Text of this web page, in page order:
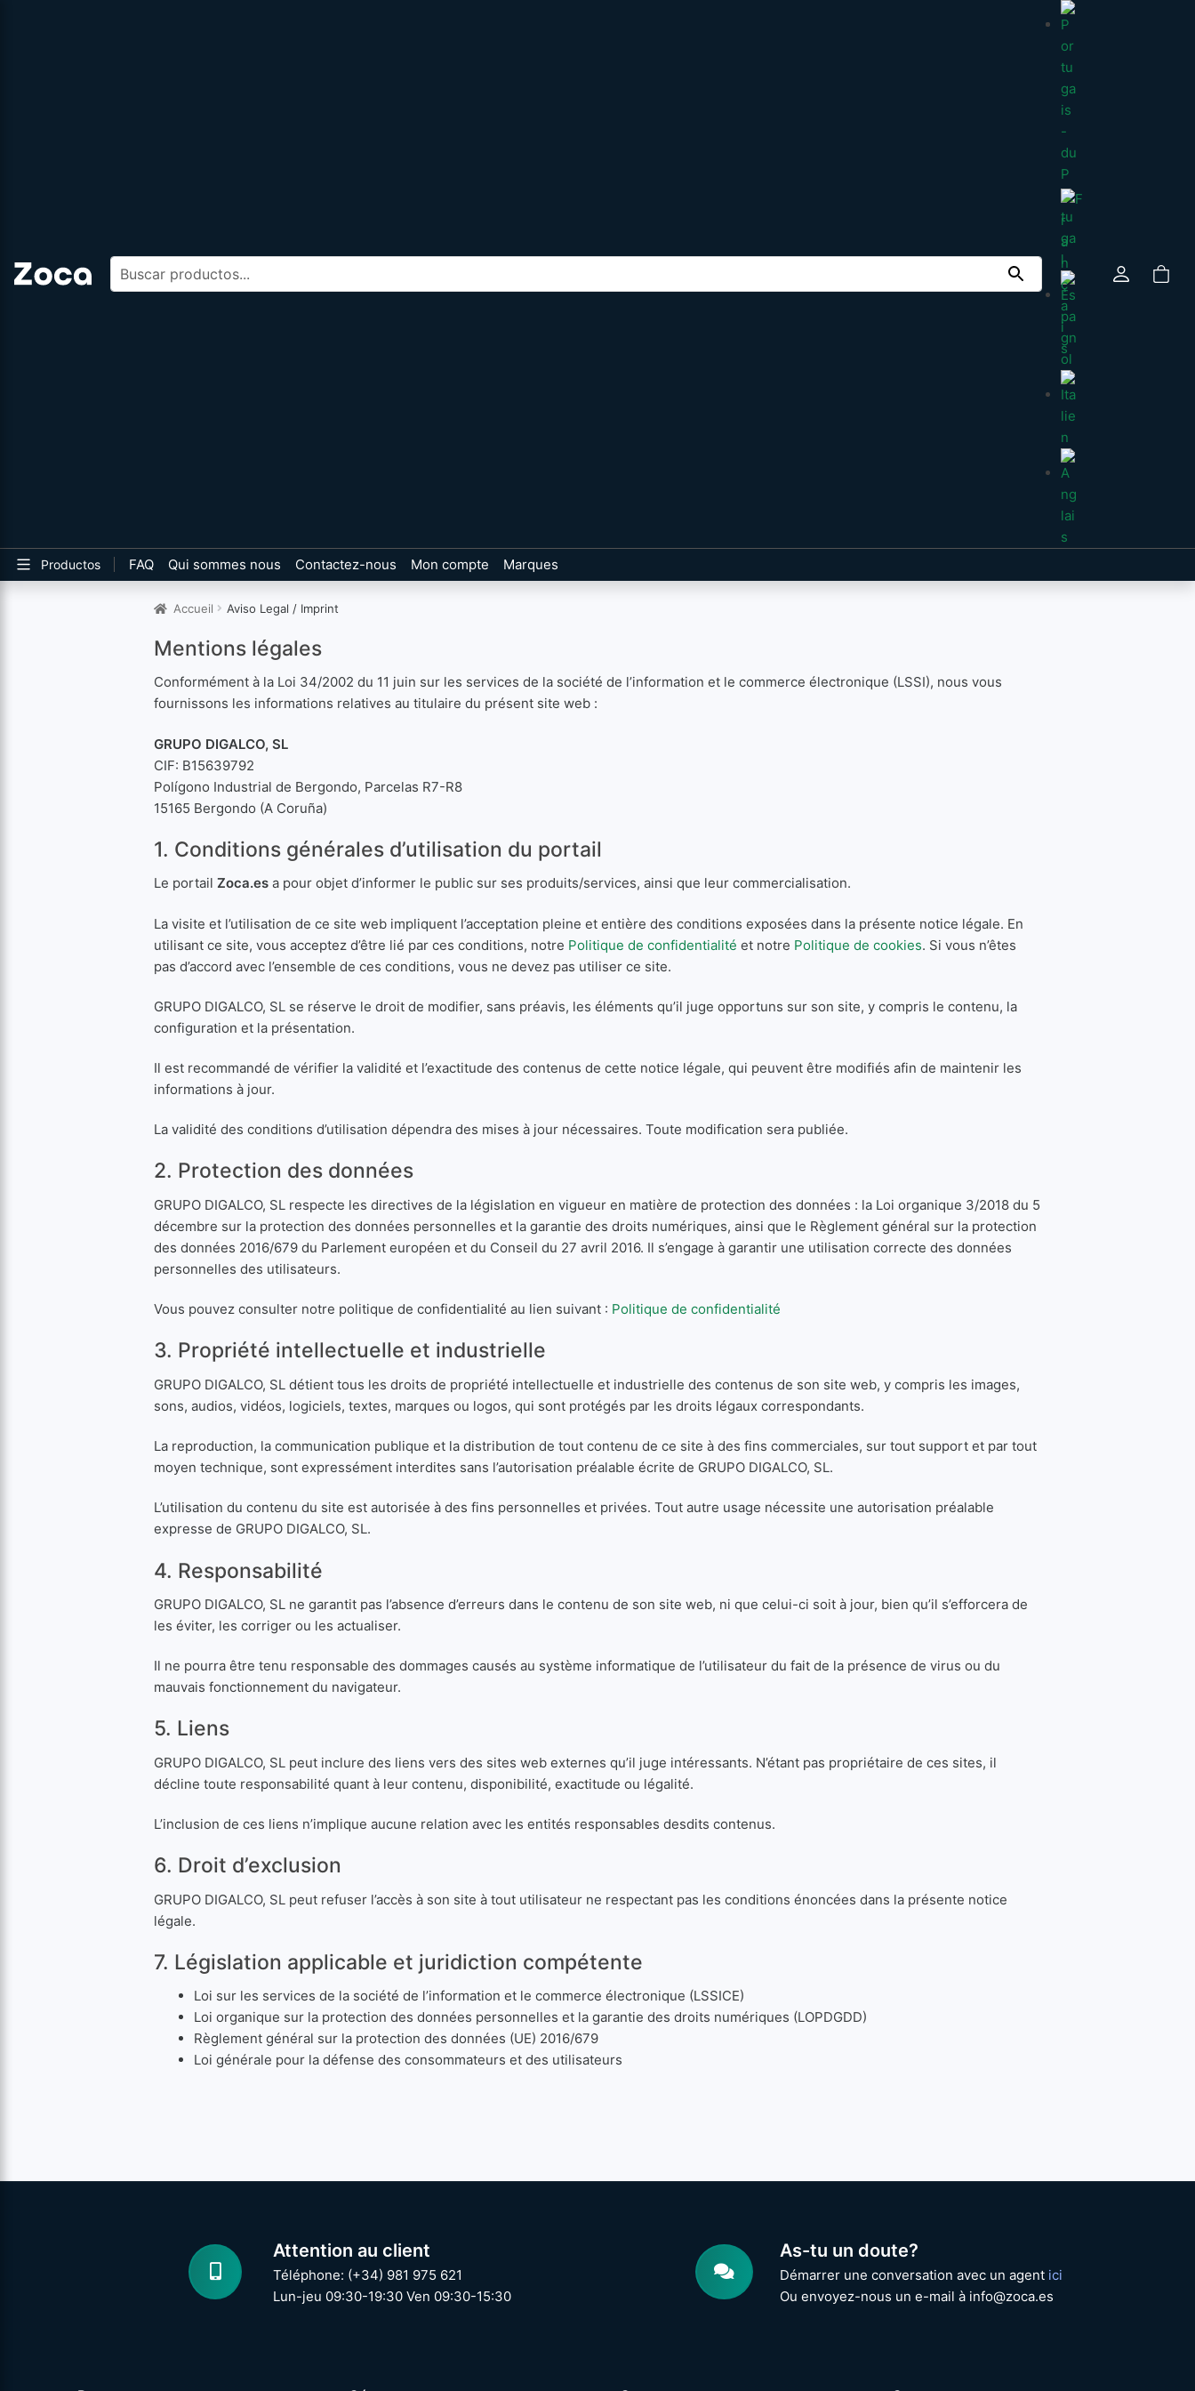
Buscar productos
Productos FAQ Qui sommes nous Contactez-nous Mon compte Marques
Accueil Aviso Legal / Imprint
Mentions légales
Conformément à la Loi 34/2002 du 11 juin sur les services de la société de l’information et le commerce électronique (LSSI), nous vous
fournissons les informations relatives au titulaire du présent site web :
GRUPO DIGALCO, SL
CIF: B15639792
Polígono Industrial de Bergondo, Parcelas R7-R8
15165 Bergondo (A Coruña)
1. Conditions générales d’utilisation du portail
Le portailZoca.es a pour objet d’informer le public sur ses produits/services, ainsi que leur commercialisation.
La visite et l’utilisation de ce site web impliquent l’acceptation pleine et entière des conditions exposées dans la présente notice légale. En
utilisant ce site, vous acceptez d’être lié par ces conditions, notre Politique de confidentialité et notre Politique de cookies. Si vous n’êtes
pas d’accord avec l’ensemble de ces conditions, vous ne devez pas utiliser ce site.
GRUPO DIGALCO, SL se réserve le droit de modifier, sans préavis, les éléments qu’il juge opportuns sur son site, y compris le contenu, la
configuration et la présentation.
Il est recommandé de vérifier la validité et l’exactitude des contenus de cette notice légale, qui peuvent être modifiés afin de maintenir les
informations à jour.
La validité des conditions d’utilisation dépendra des mises à jour nécessaires. Toute modification sera publiée.
2. Protection des données
GRUPO DIGALCO, SL respecte les directives de la législation en vigueur en matière de protection des données : la Loi organique 3/2018 du 5
décembre sur la protection des données personnelles et la garantie des droits numériques, ainsi que le Règlement général sur la protection
des données 2016/679 du Parlement européen et du Conseil du 27 avril 2016. Il s’engage à garantir une utilisation correcte des données
personnelles des utilisateurs.
Vous pouvez consulter notre politique de confidentialité au lien suivant : Politique de confidentialité
3. Propriété intellectuelle et industrielle
GRUPO DIGALCO, SL détient tous les droits de propriété intellectuelle et industrielle des contenus de son site web, y compris les images,
sons, audios, vidéos, logiciels, textes, marques ou logos, qui sont protégés par les droits légaux correspondants.
La reproduction, la communication publique et la distribution de tout contenu de ce site à des fins commerciales, sur tout support et par tout
moyen technique, sont expressément interdites sans l’autorisation préalable écrite de GRUPO DIGALCO, SL.
L’utilisation du contenu du site est autorisée à des fins personnelles et privées. Tout autre usage nécessite une autorisation préalable
expresse de GRUPO DIGALCO, SL.
4. Responsabilité
GRUPO DIGALCO, SL ne garantit pas l’absence d’erreurs dans le contenu de son site web, ni que celui-ci soit à jour, bien qu’il s’efforcera de
les éviter, les corriger ou les actualiser.
Il ne pourra être tenu responsable des dommages causés au système informatique de l’utilisateur du fait de la présence de virus ou du
mauvais fonctionnement du navigateur.
5. Liens
GRUPO DIGALCO, SL peut inclure des liens vers des sites web externes qu’il juge intéressants. N’étant pas propriétaire de ces sites, il
décline toute responsabilité quant à leur contenu, disponibilité, exactitude ou légalité.
L’inclusion de ces liens n’implique aucune relation avec les entités responsables desdits contenus.
6. Droit d’exclusion
GRUPO DIGALCO, SL peut refuser l’accès à son site à tout utilisateur ne respectant pas les conditions énoncées dans la présente notice
légale.
7. Législation applicable et juridiction compétente
Loi sur les services de la société de l’information et le commerce électronique (LSSICE)
Loi organique sur la protection des données personnelles et la garantie des droits numériques (LOPDGDD)
Règlement général sur la protection des données (UE) 2016/679
Loi générale pour la défense des consommateurs et des utilisateurs
Attention au client
Téléphone: (+34) 981 975 621
Lun-jeu 09:30-19:30 Ven 09:30-15:30
As-tu un doute?
Démarrer une conversation avec un agent ici
Ou envoyez-nous un e-mail à info@zoca.es